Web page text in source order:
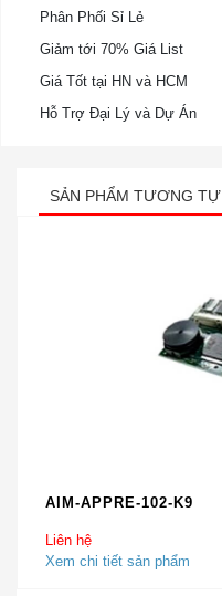
Phân Phối Sỉ Lẻ
Giảm tới 70% Giá List
Giá Tốt tại HN và HCM
Hỗ Trợ Đại Lý và Dự Án
SẢN PHẨM TƯƠNG TỰ
AIM-APPRE-102-K9
Liên hệ
Xem chi tiết sản phẩm